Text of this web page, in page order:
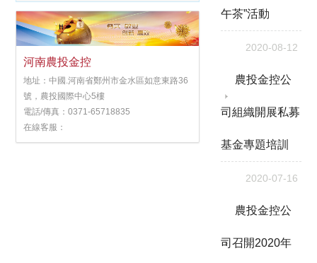
河南農投金控
地址：中國.河南省鄭州市金水區如意東路36
號，農投國際中心5樓
電話/傳真：0371-65718835
在線客服：
午茶”活動
2020-08-12
農投金控公
司組織開展私募
基金專題培訓
2020-07-16
農投金控公
司召開2020年